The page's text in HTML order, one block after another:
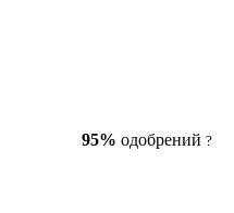
95% одобрений ?